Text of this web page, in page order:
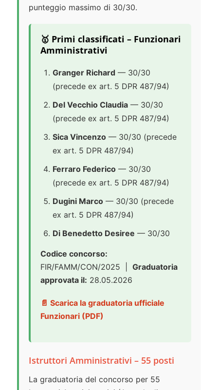
punteggio massimo di 30/30.
🥇 Primi classificati – Funzionari
Amministrativi
Granger Richard — 30/30
(precede ex art. 5 DPR 487/94)
Del Vecchio Claudia — 30/30
(precede ex art. 5 DPR 487/94)
Sica Vincenzo — 30/30 (precede
ex art. 5 DPR 487/94)
Ferraro Federico — 30/30
(precede ex art. 5 DPR 487/94)
Dugini Marco — 30/30 (precede
ex art. 5 DPR 487/94)
Di Benedetto Desiree — 30/30
Codice concorso:
FIR/FAMM/CON/2025 | Graduatoria
approvata il: 28.05.2026
📄 Scarica la graduatoria ufficiale
Funzionari (PDF)
Istruttori Amministrativi – 55 posti
La graduatoria del concorso per 55